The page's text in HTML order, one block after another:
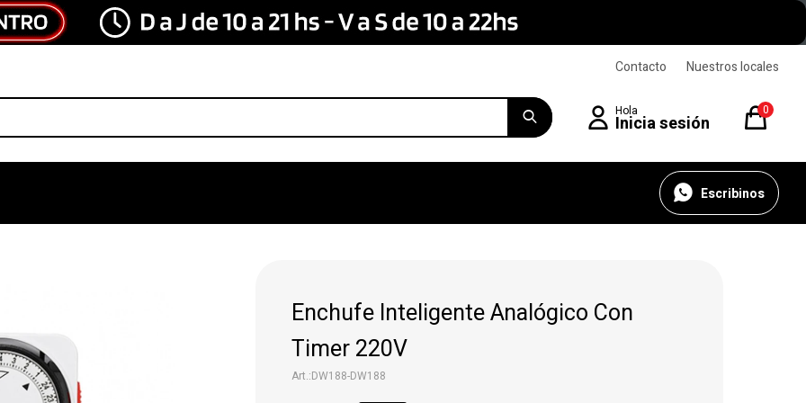
Escribinos
0
Contacto Nuestros locales
Enchufe Inteligente Analógico Con
Timer 220V
DW188-DW188